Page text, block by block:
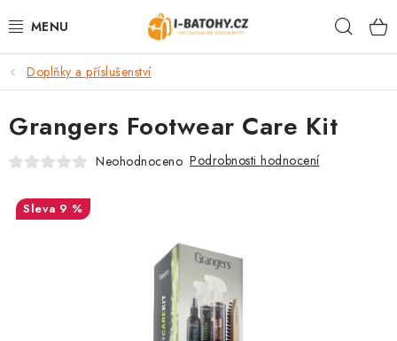
na
VÝPRODEJ %
BATOHY
TAŠKY, KABELKY
CESTOVNÍ ZAVAZADLA
Doplňky a příslušenství
Grangers Footwear Care Kit
Neohodnoceno Podrobnosti hodnocení
9 %